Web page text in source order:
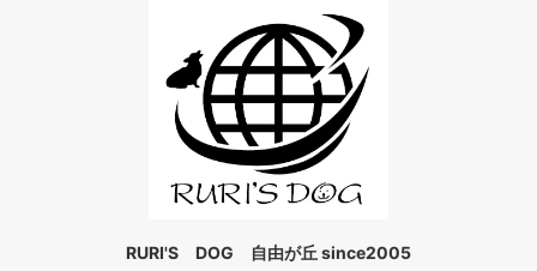
RURI'S DOG 自由が丘 since2005